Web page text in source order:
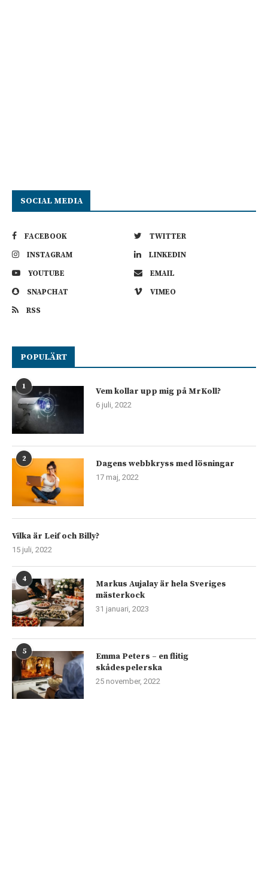
SOCIAL MEDIA
FACEBOOK
TWITTER
INSTAGRAM
LINKEDIN
YOUTUBE
EMAIL
SNAPCHAT
VIMEO
RSS
POPULÄRT
1 Vem kollar upp mig på MrKoll?
6 juli, 2022
2 Dagens webbkryss med lösningar
17 maj, 2022
Vilka är Leif och Billy?
15 juli, 2022
4
Markus Aujalay är hela Sveriges
mästerkock
31 januari, 2023
5
Emma Peters – en flitig
skådespelerska
25 november, 2022